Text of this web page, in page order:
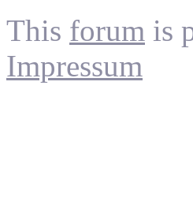
This forum is
Impressum